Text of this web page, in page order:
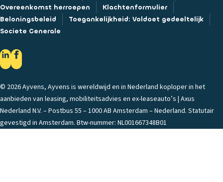
Overeenkomst herroepen
Klachtenformulier
Beloningsbeleid
Toegankelijkheid: Voldoet gedeeltelijk
Societe Generale
© 2026 Ayvens, Ayvens is wereldwijd en in Nederland koploper in het
aanbieden van leasing, mobiliteitsadvies en ex-leaseauto’s | Axus
Nederland N.V. – Postbus 55 – 1000 AB Amsterdam – Nederland. Statutair
gevestigd in Amsterdam. Btw-nummer: NL001667348B01